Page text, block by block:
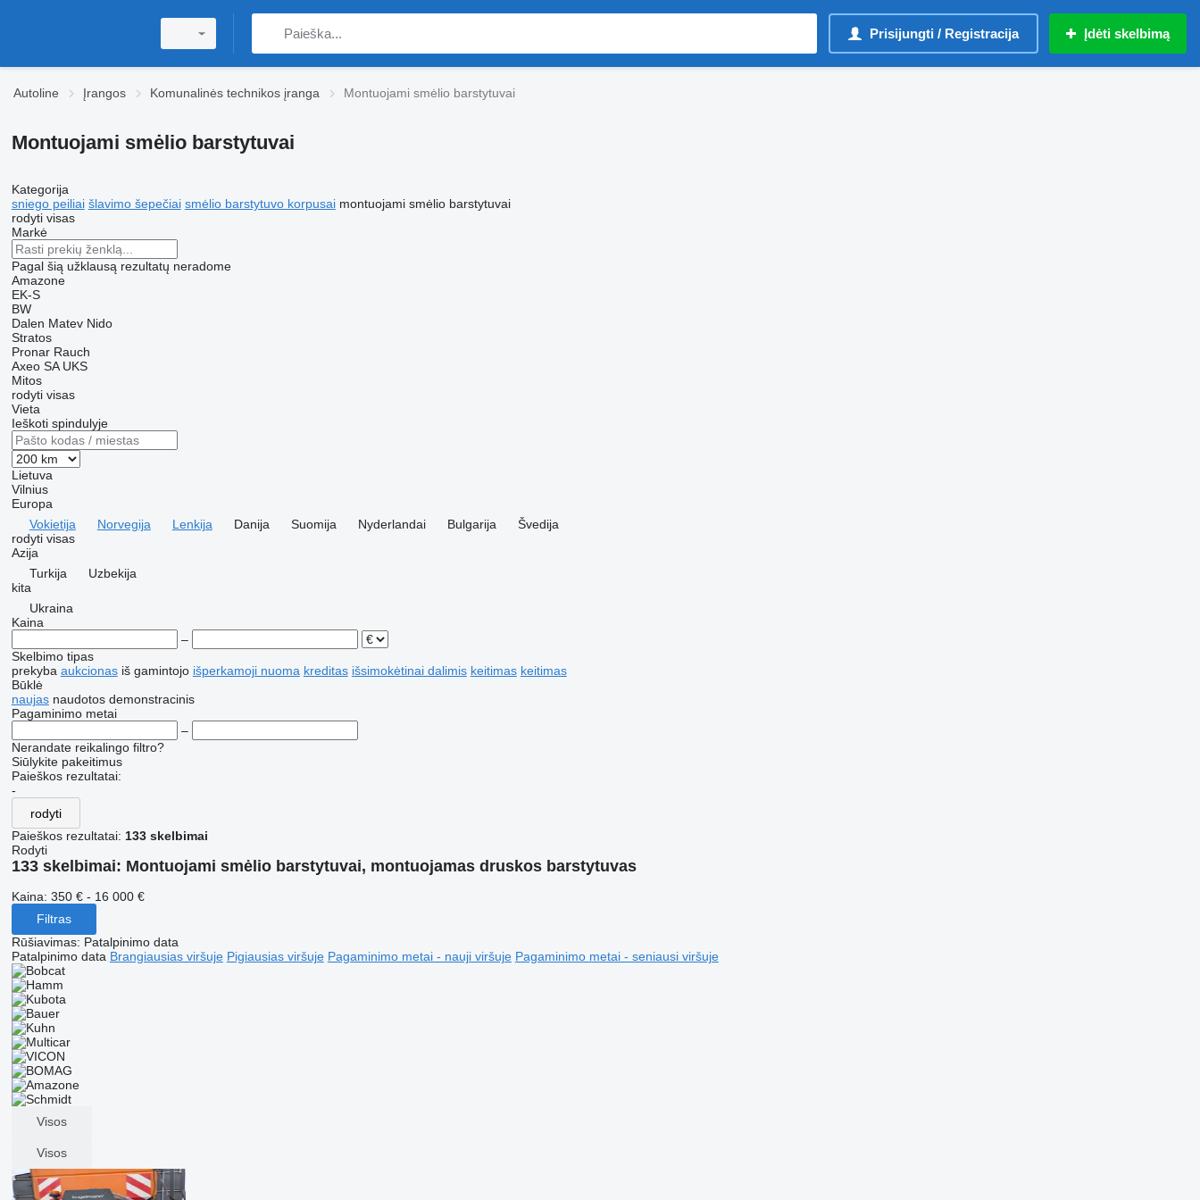
Prisijungti / Registracija Įdėti skelbimą
Autoline Įrangos Komunalinės technikos įranga Montuojami smėlio barstytuvai
Montuojami smėlio barstytuvai
Kategorija
sniego peiliai šlavimo šepečiai smėlio barstytuvo korpusai montuojami smėlio barstytuvai
rodyti visas
Markė
Pagal šią užklausą rezultatų neradome
Amazone
EK-S
BW
Dalen Matev Nido
Stratos
Pronar Rauch
Axeo SA UKS
Mitos
rodyti visas
Vieta
Ieškoti spindulyje
Lietuva
Vilnius
Europa
Vokietija
Norvegija Lenkija Danija Suomija Nyderlandai Bulgarija
Švedija
rodyti visas
Azija
Turkija
Uzbekija
kita
Ukraina
Kaina
–
Skelbimo tipas
prekyba aukcionas iš gamintojo išperkamoji nuoma kreditas išsimokėtinai dalimis keitimas keitimas
Būklė
naujas naudotos demonstracinis
Pagaminimo metai
–
Nerandate reikalingo filtro?
Siūlykite pakeitimus
Paieškos rezultatai:
-
rodyti
Paieškos rezultatai: 133 skelbimai
Rodyti
133 skelbimai: Montuojami smėlio barstytuvai, montuojamas druskos barstytuvas
Kaina: 350 € - 16 000 €
Filtras
Rūšiavimas: Patalpinimo data
Patalpinimo data Brangiausias viršuje Pigiausias viršuje Pagaminimo metai - nauji viršuje Pagaminimo metai - seniausi viršuje
Visos
Visos